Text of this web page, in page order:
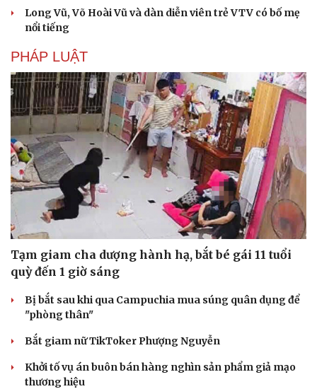
Long Vũ, Võ Hoài Vũ và dàn diễn viên trẻ VTV có bố mẹ
nổi tiếng
PHÁP LUẬT
Tạm giam cha dượng hành hạ, bắt bé gái 11 tuổi
quỳ đến 1 giờ sáng
Bị bắt sau khi qua Campuchia mua súng quân dụng để
"phòng thân"
Bắt giam nữ TikToker Phượng Nguyễn
Khởi tố vụ án buôn bán hàng nghìn sản phẩm giả mạo
thương hiệu